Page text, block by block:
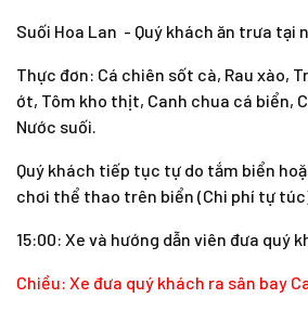
Suối Hoa Lan - Quý khách ăn trưa tại
Thực đơn: Cá chiên sốt cà, Rau xào,
ớt, Tôm kho thịt, Canh chua cá biển,
Nước suối.
Quý khách tiếp tục tự do tắm biển
chơi thể thao trên biển (Chi phí tự
15:00: Xe và hướng dẫn viên đưa quý
Chiều: Xe đưa quý khách ra sân bay